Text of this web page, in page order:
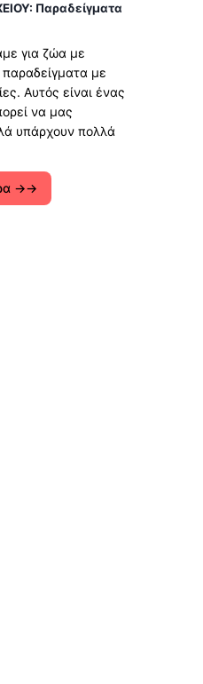
Παραδείγματα
για ζώα με
με
Αυτός είναι ένας
να μας
υπάρχουν πολλά
→